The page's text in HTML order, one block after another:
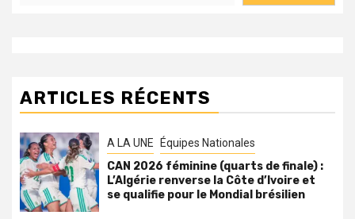
ARTICLES RÉCENTS
A LA UNE Équipes Nationales
CAN 2026 féminine (quarts de finale) :
L’Algérie renverse la Côte d’Ivoire et
se qualifie pour le Mondial brésilien